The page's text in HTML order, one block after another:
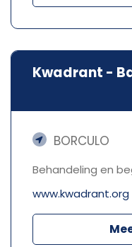
Kwadrant -
BORCULO
Behandeling en
www.kwadrant.org